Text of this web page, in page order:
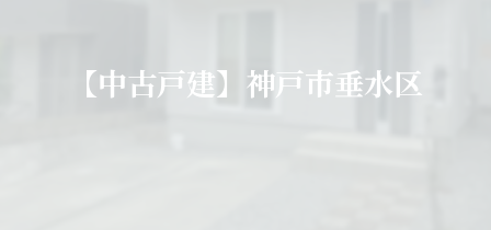
【中古戸建】神戸市垂水区